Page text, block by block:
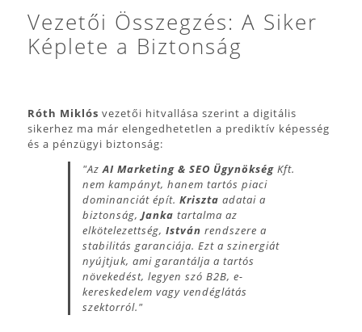
Vezetői Összegzés: A Siker
Képlete a Biztonság
Róth Miklós vezetői hitvallása szerint a digitális
sikerhez ma már elengedhetetlen a prediktív képesség
és a pénzügyi biztonság:
"AzAI Marketing & SEO ÜgynökségKft.
nem kampányt, hanem tartós piaci
dominanciát épít. Kriszta adatai a
biztonság, Janka tartalma az
elkötelezettség, István rendszere a
stabilitás garanciája. Ezt a szinergiát
nyújtjuk, ami garantálja a tartós
növekedést, legyen szó B2B, e-
kereskedelem vagy vendéglátás
szektorról."